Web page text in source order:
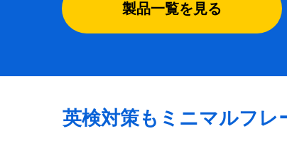
製品一覧を見る
英検対策もミニマルフレ